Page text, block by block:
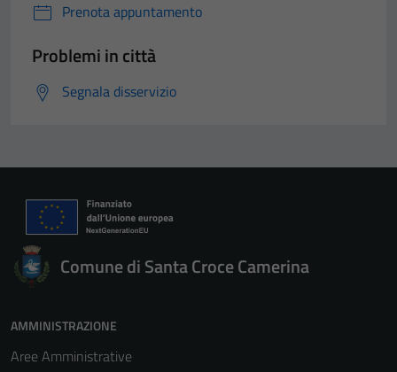
Prenota appuntamento
Problemi in città
Segnala disservizio
Comune di Santa Croce Camerina
AMMINISTRAZIONE
Aree Amministrative